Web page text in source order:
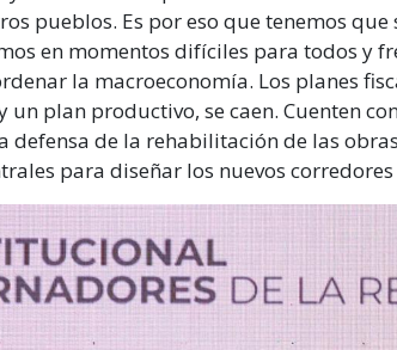
pueblos. Es por eso que tenemos
en momentos difíciles para todos y
la macroeconomía. Los planes
un plan productivo, se caen. Cuenten
defensa de la rehabilitación de las
para diseñar los nuevos